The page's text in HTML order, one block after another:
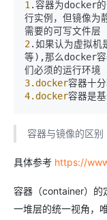
1 .容器为docker的
行实例，但镜像为
2.如果认为虚拟机
等),那么docker容
3.docker
4.docker
容器与镜像的区别
具体参考 https://
容器（container）的
一堆层的统一视角，